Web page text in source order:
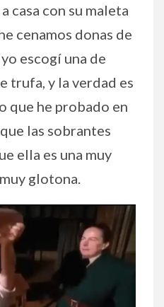
casa con su maleta
cenamos donas de
escogí una de
trufa, y la verdad es
que he probado en
las sobrantes
ella es una muy
glotona.